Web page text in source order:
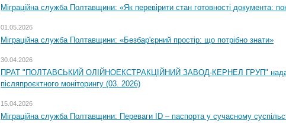
Міграційна служба Полтавщини: «Як перевірити стан готовності документа:
01.05.2026
Міграційна служба Полтавщини: «Безбар'єрний простір: що потрібно знати»
30.04.2026
ПРАТ "ПОЛТАВСЬКИЙ ОЛІЙНОЕКСТРАКЦІЙНИЙ ЗАВОД-КЕРНЕЛ ГРУП" надає
післяпроєктного моніторингу (03. 2026)
15.04.2026
Міграційна служба Полтавщини: Переваги ID – паспорта у сучасному